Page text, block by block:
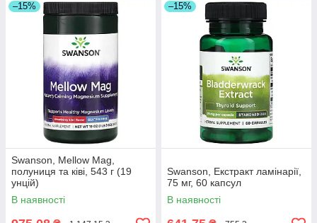
–15%
Swanson, Mellow Mag,
полуниця та ківі, 543 г (19
унцій)
В наявності
–15%
Swanson, Екстракт ламінарії,
75 мг, 60 капсул
В наявності